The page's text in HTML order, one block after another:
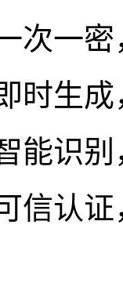
一密
生成
识别
认证